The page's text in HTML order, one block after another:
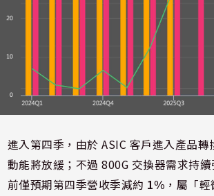
進入第四季，由於 ASIC 客戶進入產品
動能將放緩；不過 800G 交換器需求持
前僅預期第四季營收季減約 1% ，屬「